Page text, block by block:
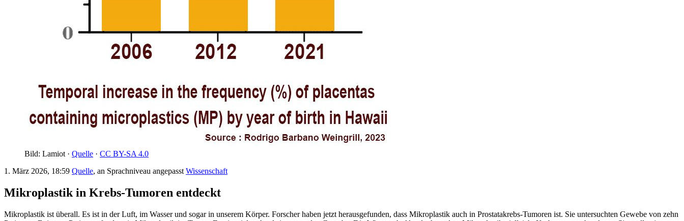
Bild: Lamiot · Quelle · CC BY-SA 4.0
1. März 2026, 18:59 Quelle, an Sprachniveau angepasst Wissenschaft
Mikroplastik in Krebs-Tumoren entdeckt
Mikroplastik ist überall. Es ist in der Luft, im Wasser und sogar in unserem Körper. Forscher haben jetzt herausgefunden, dass Mikroplastik auch in Prostatakrebs-Tumoren ist. Sie untersuchten Gewebe von zehn